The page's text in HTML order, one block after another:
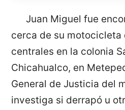
Juan Miguel fue
cerca de su motocicleta
centrales en la colonia
Chicahualco, en
General de Justicia del
investiga si derrapó u